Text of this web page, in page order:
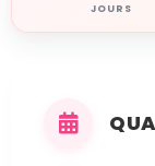
JOURS